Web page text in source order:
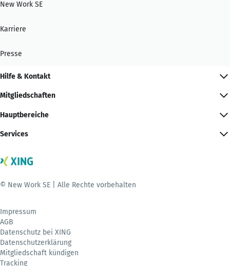
New Work SE
Karriere
Presse
Hilfe & Kontakt
Mitgliedschaften
Hauptbereiche
Services
© New Work SE | Alle Rechte vorbehalten
Impressum
AGB
Datenschutz bei XING
Datenschutzerklärung
Mitgliedschaft kündigen
Tracking